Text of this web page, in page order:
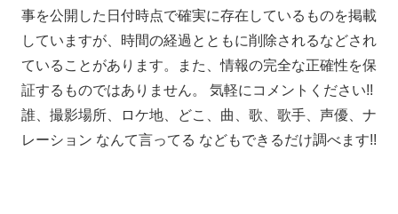
事を公開した日付時点で確実に存在しているものを掲載
していますが、時間の経過とともに削除されるなどされ
ていることがあります。また、情報の完全な正確性を保
証するものではありません。 気軽にコメントください!!
誰、撮影場所、ロケ地、どこ、曲、歌、歌手、声優、ナ
レーション なんて言ってる などもできるだけ調べます!!